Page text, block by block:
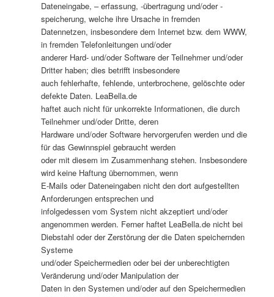
Dateneingabe, – erfassung, -übertragung und/oder -
speicherung, welche ihre Ursache in fremden
Datennetzen, insbesondere dem Internet bzw. dem WWW,
in fremden Telefonleitungen und/oder
anderer Hard- und/oder Software der Teilnehmer und/oder
Dritter haben; dies betrifft insbesondere
auch fehlerhafte, fehlende, unterbrochene, gelöschte oder
defekte Daten. LeaBella.de
haftet auch nicht für unkorrekte Informationen, die durch
Teilnehmer und/oder Dritte, deren
Hardware und/oder Software hervorgerufen werden und die
für das Gewinnspiel gebraucht werden
oder mit diesem im Zusammenhang stehen. Insbesondere
wird keine Haftung übernommen, wenn
E-Mails oder Dateneingaben nicht den dort aufgestellten
Anforderungen entsprechen und
infolgedessen vom System nicht akzeptiert und/oder
angenommen werden. Ferner haftet LeaBella.de nicht bei
Diebstahl oder der Zerstörung der die Daten speichernden
Systeme
und/oder Speichermedien oder bei der unberechtigten
Veränderung und/oder Manipulation der
Daten in den Systemen und/oder auf den Speichermedien